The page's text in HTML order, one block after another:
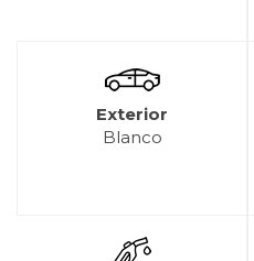
Exterior
Blanco